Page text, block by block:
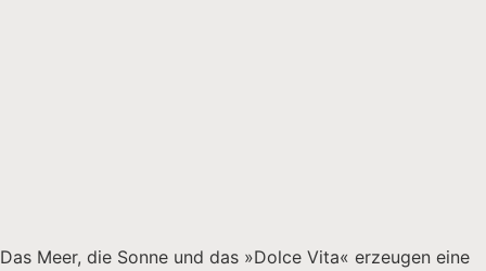
Das Meer, die Sonne und das »Dolce Vita« erzeugen eine